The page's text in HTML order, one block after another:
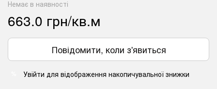
Немає в наявності
663.0 грн/кв.м
Повідомити, коли з'явиться
Увійти для відображення накопичувальної знижки